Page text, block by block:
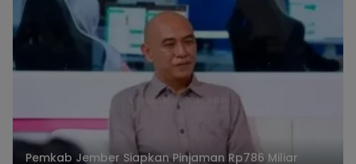
Pemkab Jember Siapkan Pinjaman Rp786 Miliar